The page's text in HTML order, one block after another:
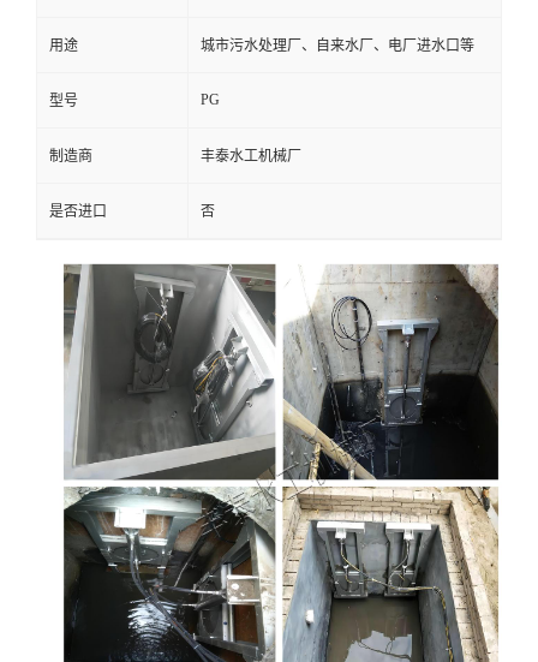
用途 城市污水处理厂、自来水厂、电厂进水口等
型号 PG
制造商 丰泰水工机械厂
是否进口 否